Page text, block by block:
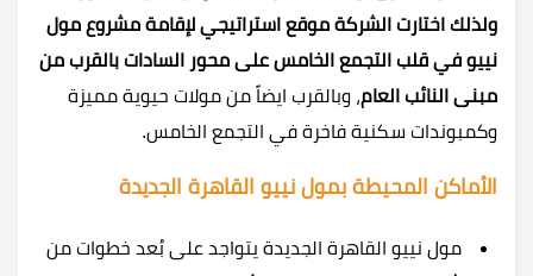
ولذلك اختارت الشركة موقع استراتيجي لإقامة مشروع مول
نييو في قلب التجمع الخامس على محور السادات بالقرب من
مبنى النائب العام، وبالقرب ايضاً من مولات حيوية مميزة
وكمبوندات سكنية فاخرة في التجمع الخامس.
الأماكن المحيطة بمول نييو القاهرة الجديدة
مول نييو القاهرة الجديدة يتواجد على بُعد خطوات من